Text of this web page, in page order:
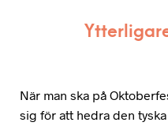
När man ska på
sig för att hedra den